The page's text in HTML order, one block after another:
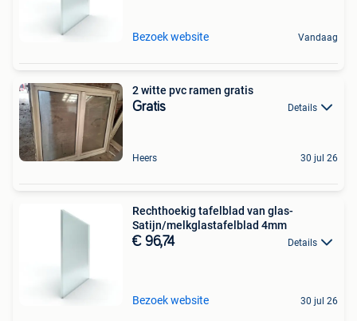
Bezoek website Vandaag
2 witte pvc ramen gratis
Gratis Details
Heers 30 jul 26
Rechthoekig tafelblad van glas-
Satijn/melkglastafelblad 4mm
€ 96,74 Details
Bezoek website 30 jul 26